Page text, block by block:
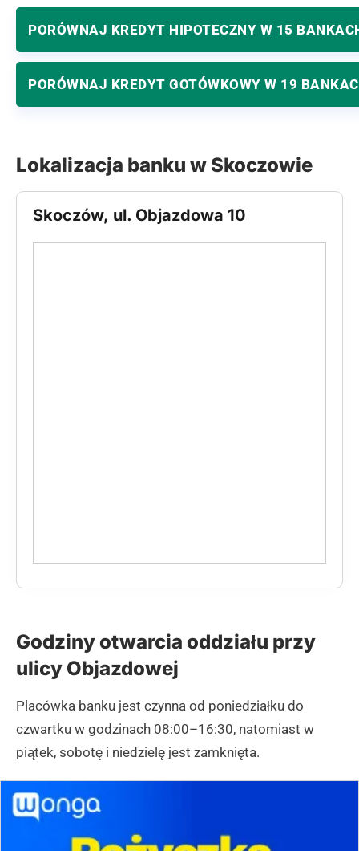
PORÓWNAJ KREDYT HIPOTECZNY W 15
PORÓWNAJ KREDYT GOTÓWKOWY W 19
Lokalizacja banku w Skoczowie
Skoczów, ul. Objazdowa 10
Godziny otwarcia oddziału przy
ulicy Objazdowej
Placówka banku jest czynna od poniedziałku do
czwartku w godzinach 08:00–16:30, natomiast w
piątek, sobotę i niedzielę jest zamknięta.